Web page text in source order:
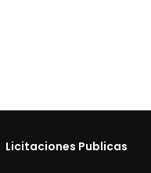
Licitaciones Publicas